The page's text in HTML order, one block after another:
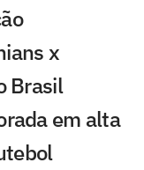
x
Brasil
em alta